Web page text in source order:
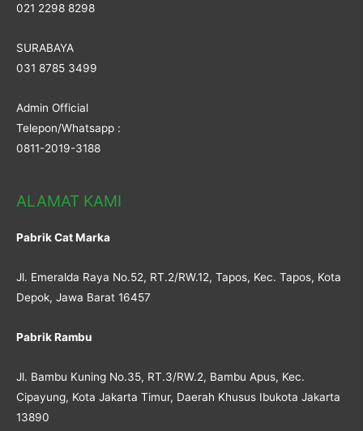
021 2298 8298
SURABAYA
031 8785 3499
Admin Official
Telepon/Whatsapp :
0811-2019-3188
ALAMAT KAMI
Pabrik Cat Marka
Jl. Emeralda Raya No.52, RT.2/RW.12, Tapos, Kec. Tapos, Kota
Depok, Jawa Barat 16457
Pabrik Rambu
Jl. Bambu Kuning No.35, RT.3/RW.2, Bambu Apus, Kec.
Cipayung, Kota Jakarta Timur, Daerah Khusus Ibukota Jakarta
13890